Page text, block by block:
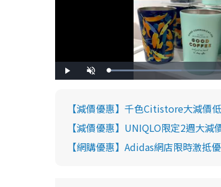
l
n
L
:
2
.
3
【減價優惠】千色Citistore大減價
【減價優惠】UNIQLO限定2週大
【網購優惠】Adidas網店限時激抵